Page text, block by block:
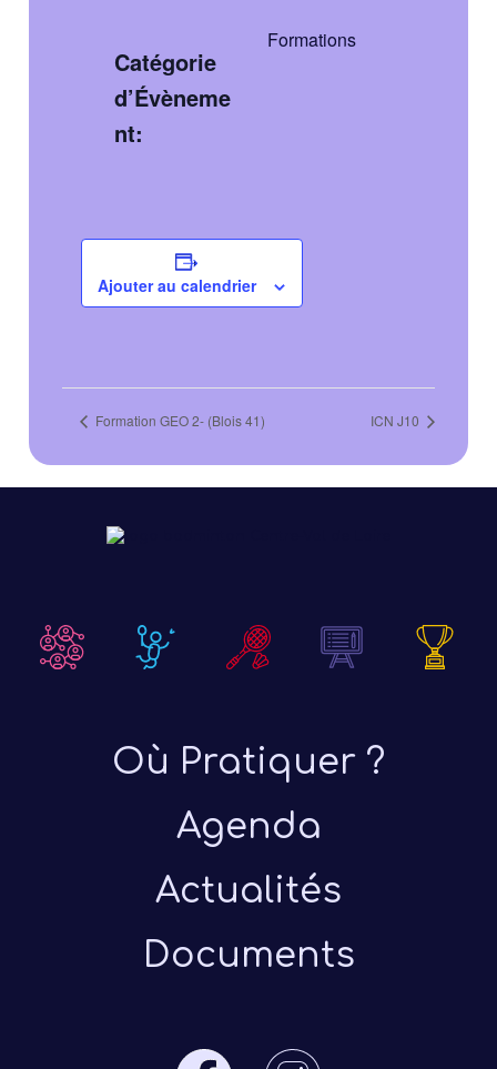
Catégorie
d’Évèneme
nt:
Formations
Ajouter au calendrier
Formation GEO 2- (Blois 41) ICN J10
Où Pratiquer ?
Agenda
Actualités
Documents